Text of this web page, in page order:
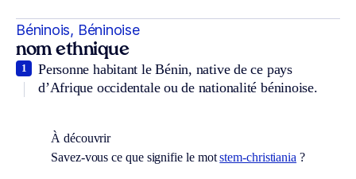
Béninois, Béninoise
nom ethnique
Personne habitant le Bénin, native de ce pays
d’Afrique occidentale ou de nationalité béninoise.
1
À découvrir
Savez-vous ce que signifie le motstem-christiania ?